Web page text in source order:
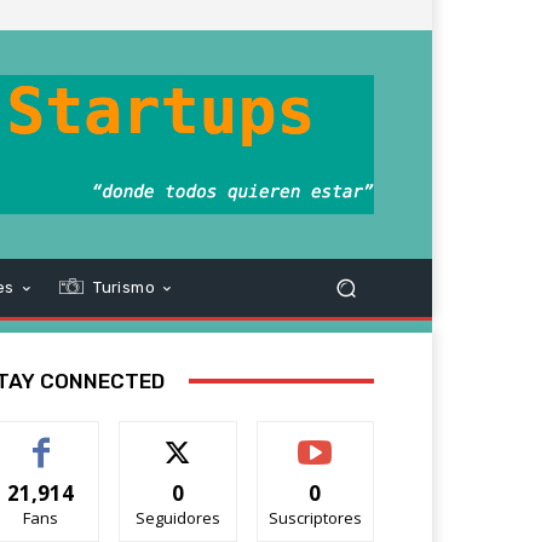
Turismo
CONNECTED
21,914
Fans
0
Seguidores
0
Suscriptores